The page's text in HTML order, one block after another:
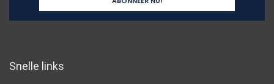
Snelle links